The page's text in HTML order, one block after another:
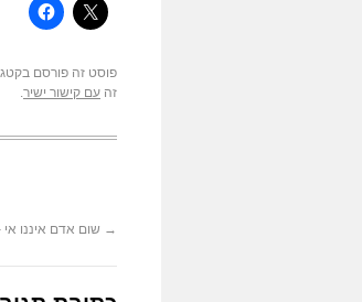
פוסט זה פורסם
זה עם קישור ישיר.
→ שום אדם איננו אי